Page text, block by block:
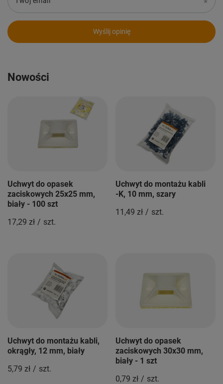
Wyślij opinię
Nowości
Uchwyt do opasek
zaciskowych 25x25 mm,
biały - 100 szt
17,29 zł / szt.
Uchwyt do montażu kabli
-K, 10 mm, szary
11,49 zł / szt.
Uchwyt do montażu kabli,
okrągły, 12 mm, biały
5,79 zł / szt.
Uchwyt do opasek
zaciskowych 30x30 mm,
biały - 1 szt
0,79 zł / szt.